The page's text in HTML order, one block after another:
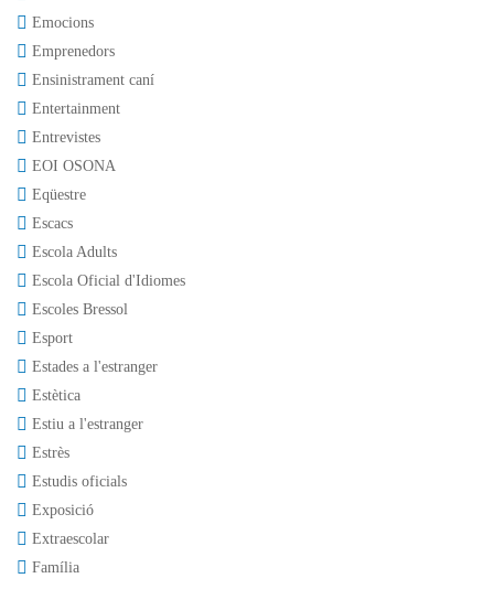
Emocions
Emprenedors
Ensinistrament caní
Entertainment
Entrevistes
EOI OSONA
Eqüestre
Escacs
Escola Adults
Escola Oficial d'Idiomes
Escoles Bressol
Esport
Estades a l'estranger
Estètica
Estiu a l'estranger
Estrès
Estudis oficials
Exposició
Extraescolar
Família